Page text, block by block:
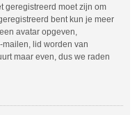
geregistreerd moet zijn om
bent kun je meer
avatar opgeven,
lid worden van
maar even, dus we raden